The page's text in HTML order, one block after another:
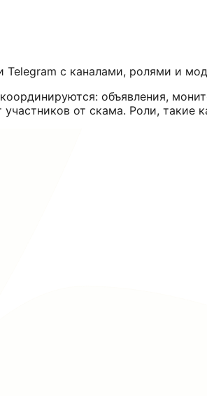
с каналами, ролями и
объявления,
от скама. Роли, такие